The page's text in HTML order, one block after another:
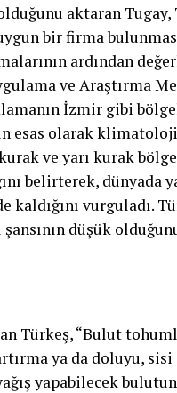
aktaran Tugay,
bir firma
ardından
ve Araştırma
İzmir gibi
esas olarak
ve yarı kurak
belirterek, dünyada
kaldığını vurguladı.
düşük
Türkeş, “Bulut
ya da doluyu,
yapabilecek bulutun